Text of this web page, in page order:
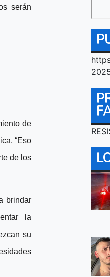
serán
de
“Eso
de los
brindar
la
su